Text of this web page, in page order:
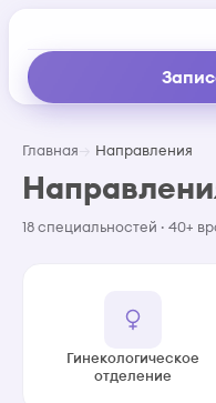
Главная Направления
18 специальностей · 40+
Гинекологическое
отделение